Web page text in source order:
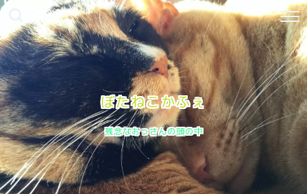
ぼたねこかふぇ
残念なおっさんの頭の中